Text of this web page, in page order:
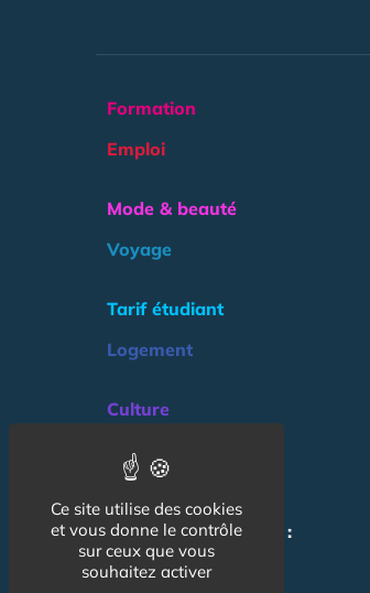
Formation
Emploi
Mode & beauté
Voyage
Tarif étudiant
Logement
Culture
Argent
NOS AUTRES SITES :
Ce site utilise des cookies
et vous donne le contrôle
sur ceux que vous
souhaitez activer